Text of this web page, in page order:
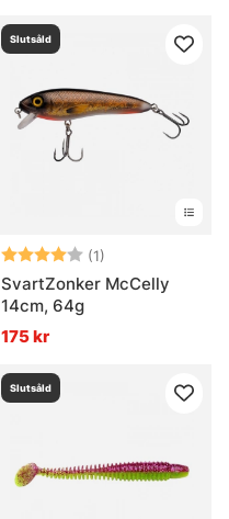
Slutsåld
Betyg: (1)
SvartZonker McCelly
14cm, 64g
175 kr
Slutsåld